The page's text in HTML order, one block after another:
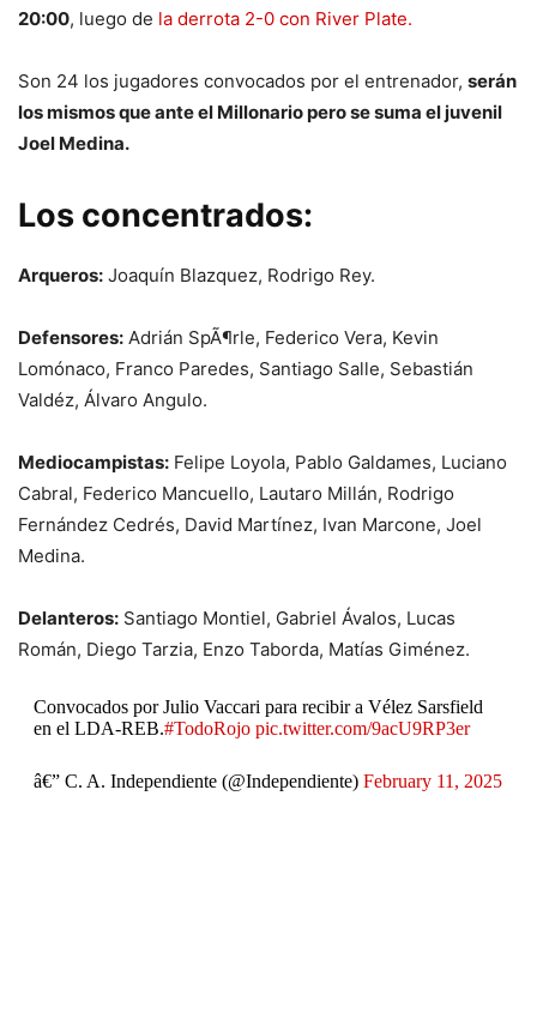
20:00, luego de la derrota 2-0 con River Plate.
Son 24 los jugadores convocados por el entrenador, serán
los mismos que ante el Millonario pero se suma el juvenil
Joel Medina.
Los concentrados:
Arqueros: Joaquín Blazquez, Rodrigo Rey.
Defensores: Adrián SpÃ¶rle, Federico Vera, Kevin
Lomónaco, Franco Paredes, Santiago Salle, Sebastián
Valdéz, Álvaro Angulo.
Mediocampistas: Felipe Loyola, Pablo Galdames, Luciano
Cabral, Federico Mancuello, Lautaro Millán, Rodrigo
Fernández Cedrés, David Martínez, Ivan Marcone, Joel
Medina.
Delanteros: Santiago Montiel, Gabriel Ávalos, Lucas
Román, Diego Tarzia, Enzo Taborda, Matías Giménez.
Convocados por Julio Vaccari para recibir a Vélez Sarsfield
en el LDA-REB.#TodoRojo pic.twitter.com/9acU9RP3er
â€” C. A. Independiente (@Independiente) February 11, 2025